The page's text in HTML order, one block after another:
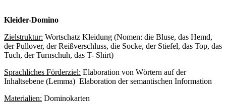
Kleider-Domino
Zielstruktur: Wortschatz Kleidung (Nomen: die Bluse, das Hemd,
der Pullover, der Reißverschluss, die Socke, der Stiefel, das Top, das
Tuch, der Turnschuh, das T- Shirt)
Sprachliches Förderziel: Elaboration von Wörtern auf der
Inhaltsebene (Lemma) Elaboration der semantischen Information
Materialien: Dominokarten